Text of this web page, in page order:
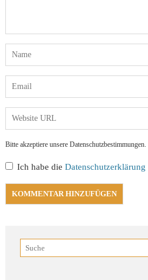
Bitte akzeptiere unsere Datenschutzbestimmungen.
Ich habe dieDatenschutzerklärung